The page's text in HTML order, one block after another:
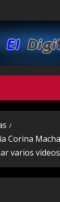
Corina
varios